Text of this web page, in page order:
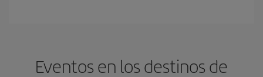
Eventos en los destinos de